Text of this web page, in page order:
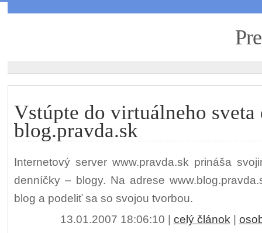
Vstúpte do virtuálneho sveta
blog.pravda.sk
Internetový server www.pravda.sk prináša
denníčky – blogy. Na adrese
blog a podeliť sa so svojou tvorbou.
13.01.2007 18:06:10 | celý článok |